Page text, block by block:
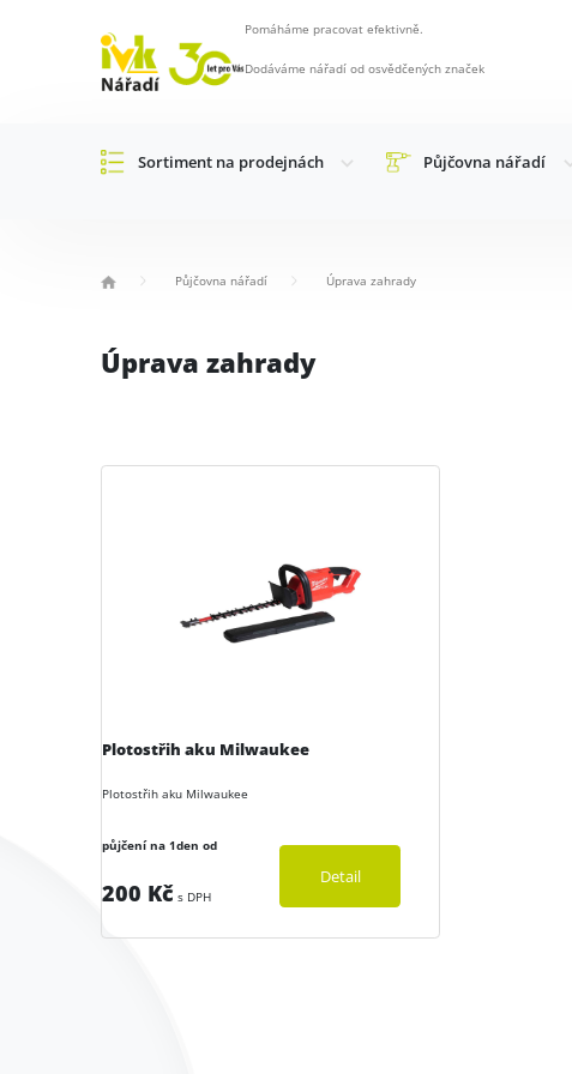
Pomáháme pracovat efektivně.
Dodáváme nářadí od osvědčených značek
Sortiment na prodejnách Půjčovna nářadí
Půjčovna nářadí Úprava zahrady
Úprava zahrady
Plotostřih aku Milwaukee
Plotostřih aku Milwaukee
půjčení na 1den od
200 Kč s DPH
Detail